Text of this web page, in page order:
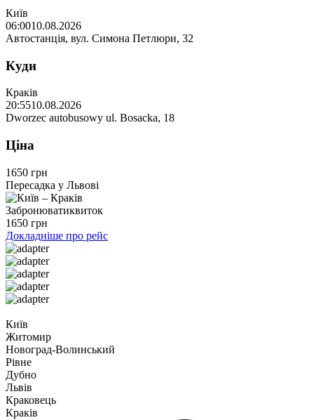
Київ
06:0010.08.2026
Автостанція, вул. Симона Петлюри, 32
Куди
Краків
20:5510.08.2026
Dworzec autobusowy ul. Bosacka, 18
Ціна
1650 грн
Пересадка у Львові
Забронюватиквиток
1650 грн
Докладніше про рейс
Київ
Житомир
Новоград-Волинський
Рівне
Дубно
Львів
Краковець
Краків